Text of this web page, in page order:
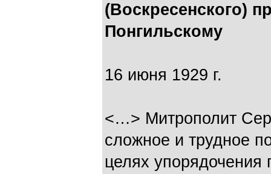
(Воскресенского)
Понгильскому
16 июня 1929 г.
<…> Митрополит
сложное и трудное
целях упорядочения